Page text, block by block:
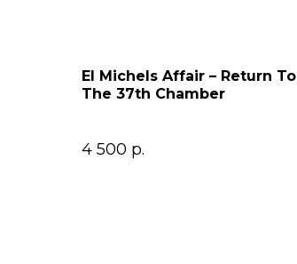
El Michels Affair – Return To
The 37th Chamber
4 500 р.